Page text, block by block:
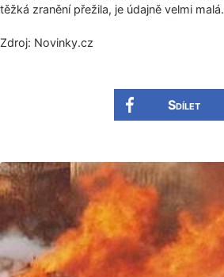
těžká zranění přežila, je údajně velmi malá.
Zdroj: Novinky.cz
Sdílet